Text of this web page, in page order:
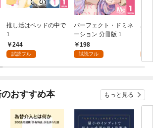
推し活はベッドの中で
1
244
試読フル
パーフェクト・ドミネ
ーション 分冊版 1
198
試読フル
ふ
言
おすすめ本 もっと見る